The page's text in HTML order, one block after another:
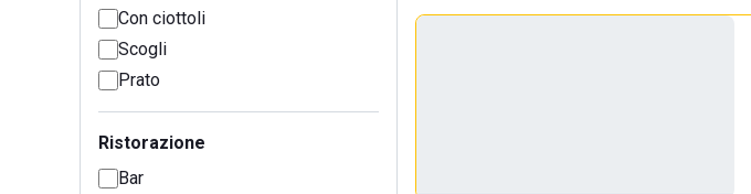
Con ciottoli
Scogli
Prato
Ristorazione
Bar